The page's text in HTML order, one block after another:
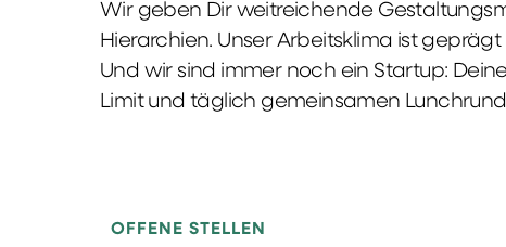
Wir geben Dir weitreichende
Hierarchien. Unser Arbeitsklima ist
Und wir sind immer noch ein Startup:
Limit und täglich gemeinsamen
OFFENE STELLEN